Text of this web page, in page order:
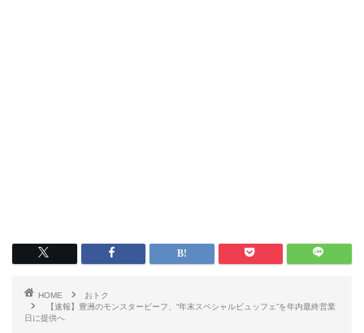
HOME
おトク
【速報】豊洲のモンスタービーフ、“年末スペシャルビュッフェ”を年内最終営業
日に提供へ